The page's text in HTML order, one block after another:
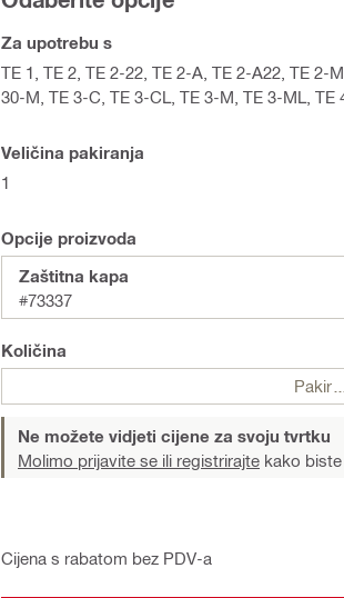
Za upotrebu s
TE 1, TE 2, TE 2-22, TE 2-A, TE 2-A22, TE 2-
30-M, TE 3-C, TE 3-CL, TE 3-M, TE 3-ML,
Veličina pakiranja
1
Opcije proizvoda
Zaštitna kapa
#73337
Količina
Pakiranje
Ne možete vidjeti cijene za svoju tvrtku
Molimo prijavite se ili registrirajte kako biste
Cijena s rabatom bez PDV-a